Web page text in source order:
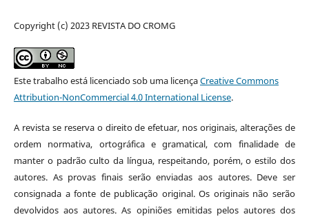
Copyright (c) 2023 REVISTA DO CROMG
Este trabalho está licenciado sob uma licençaCreative Commons
Attribution-NonCommercial 4.0 International License.
A revista se reserva o direito de efetuar, nos originais, alterações de
ordem normativa, ortográfica e gramatical, com finalidade de
manter o padrão culto da língua, respeitando, porém, o estilo dos
autores. As provas finais serão enviadas aos autores. Deve ser
consignada a fonte de publicação original. Os originais não serão
devolvidos aos autores. As opiniões emitidas pelos autores dos